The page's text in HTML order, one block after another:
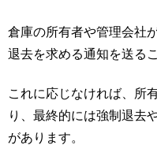
倉庫の所有者や管理会社
退去を求める通知を送る
これに応じなければ、所
り、最終的には強制退去
があります。